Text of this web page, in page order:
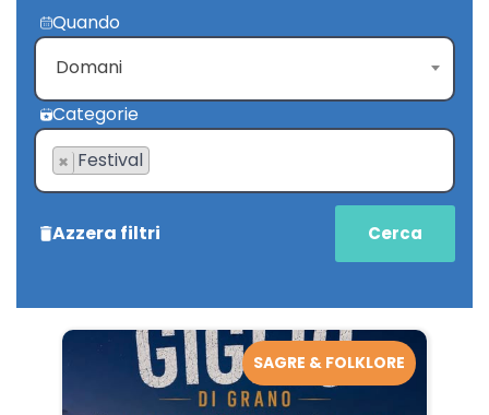
Quando
Domani
Categorie
× Festival
Azzera filtri
SAGRE & FOLKLORE